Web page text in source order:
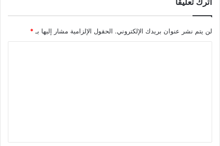
لن يتم نشر عنوان بريدك الإلكتروني. الحقول الإلزامية مشار إليها بـ *